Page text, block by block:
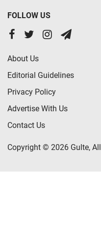
FOLLOW US
About Us
Editorial Guidelines
Privacy Policy
Advertise With Us
Contact Us
Copyright © 2026 Gulte,